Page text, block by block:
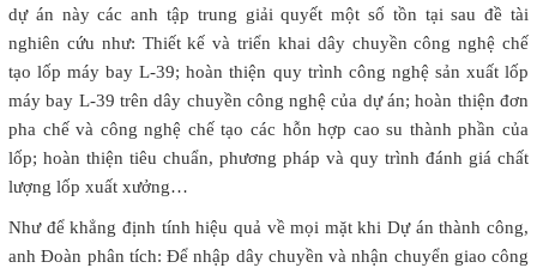
dự án này các anh tập trung giải quyết một số tồn tại sau đề tài
nghiên cứu như: Thiết kế và triển khai dây chuyền công nghệ chế
tạo lốp máy bay L-39; hoàn thiện quy trình công nghệ sản xuất lốp
máy bay L-39 trên dây chuyền công nghệ của dự án; hoàn thiện đơn
pha chế và công nghệ chế tạo các hỗn hợp cao su thành phần của
lốp; hoàn thiện tiêu chuẩn, phương pháp và quy trình đánh giá chất
lượng lốp xuất xưởng…
Như để khẳng định tính hiệu quả về mọi mặt khi Dự án thành công,
anh Đoàn phân tích: Để nhập dây chuyền và nhận chuyển giao công